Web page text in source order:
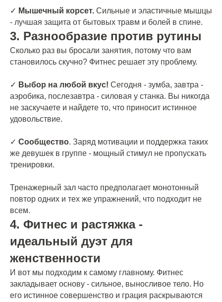
✓ Мышечный корсет. Сильные и эластичные мышцы
- лучшая защита от бытовых травм и болей в спине.
3. Разнообразие против рутины
Сколько раз вы бросали занятия, потому что вам
становилось скучно? Фитнес решает эту проблему.
✓ Выбор на любой вкус! Сегодня - зумба, завтра -
аэробика, послезавтра - силовая у станка. Вы никогда
не заскучаете и найдете то, что приносит истинное
удовольствие.
✓ Сообщество. Заряд мотивации и поддержка таких
же девушек в группе - мощный стимул не пропускать
тренировки.
Тренажерный зал часто предполагает монотонный
повтор одних и тех же упражнений, что подходит не
всем.
4. Фитнес и растяжка -
идеальный дуэт для
женственности
И вот мы подходим к самому главному. Фитнес
закладывает основу - сильное, выносливое тело. Но
его истинное совершенство и грация раскрываются